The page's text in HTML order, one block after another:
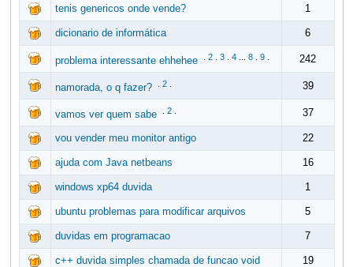
tenis genericos onde vende? 1
dicionario de informática 6
problema interessante ehhehee 2. 3. 4... 8. 9. 242
namorada, o q fazer? 2. 39
vamos ver quem sabe 2. 37
vou vender meu monitor antigo 22
ajuda com Java netbeans 16
windows xp64 duvida 1
ubuntu problemas para modificar arquivos 5
duvidas em programacao 7
c++ duvida simples chamada de funcao void 19